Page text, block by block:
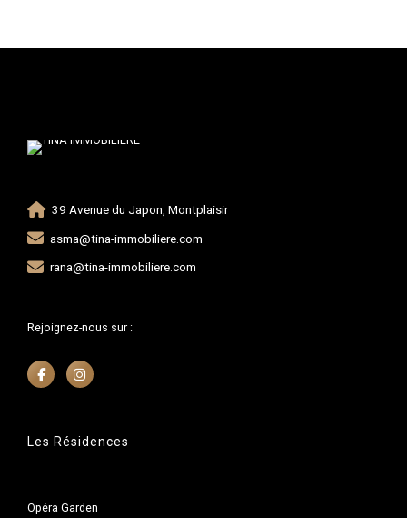
39 Avenue du Japon, Montplaisir
asma@tina-immobiliere.com
rana@tina-immobiliere.com
Rejoignez-nous sur :
Les Résidences
Opéra Garden